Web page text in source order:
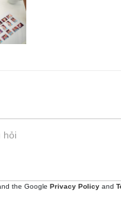
the Google Privacy Policy and